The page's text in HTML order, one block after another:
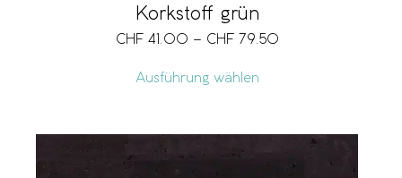
Korkstoff grün
CHF 41.00 – CHF 79.50
Ausführung wählen